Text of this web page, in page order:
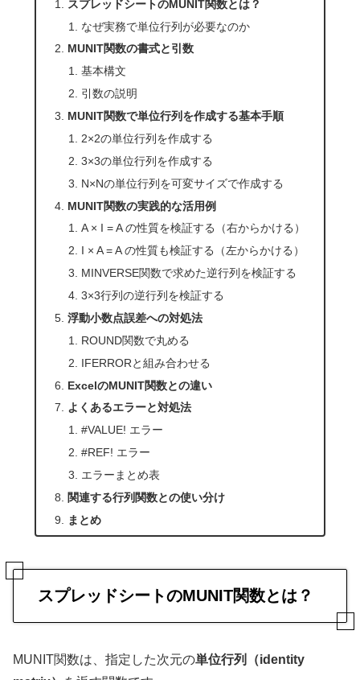
スプレッドシートのMUNIT関数とは？
なぜ実務で単位行列が必要なのか
MUNIT関数の書式と引数
基本構文
引数の説明
MUNIT関数で単位行列を作成する基本手順
2×2の単位行列を作成する
3×3の単位行列を作成する
N×Nの単位行列を可変サイズで作成する
MUNIT関数の実践的な活用例
A × I = A の性質を検証する（右からかける）
I × A = A の性質も検証する（左からかける）
MINVERSE関数で求めた逆行列を検証する
3×3行列の逆行列を検証する
浮動小数点誤差への対処法
ROUND関数で丸める
IFERRORと組み合わせる
ExcelのMUNIT関数との違い
よくあるエラーと対処法
#VALUE! エラー
#REF! エラー
エラーまとめ表
関連する行列関数との使い分け
まとめ
スプレッドシートのMUNIT関数とは？
MUNIT関数は、指定した次元の単位行列（identity